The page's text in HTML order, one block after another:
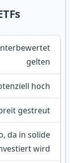
gelten
hoch
gestreut
da in solide
wird